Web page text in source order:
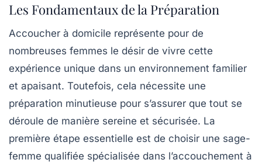
Les Fondamentaux de la Préparation
Accoucher à domicile représente pour de
nombreuses femmes le désir de vivre cette
expérience unique dans un environnement familier
et apaisant. Toutefois, cela nécessite une
préparation minutieuse pour s’assurer que tout se
déroule de manière sereine et sécurisée. La
première étape essentielle est de choisir une sage-
femme qualifiée spécialisée dans l’accouchement à